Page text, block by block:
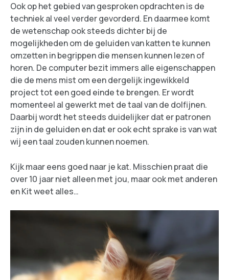
Ook op het gebied van gesproken opdrachten is de
techniek al veel verder gevorderd. En daarmee komt
de wetenschap ook steeds dichter bij de
mogelijkheden om de geluiden van katten te kunnen
omzetten in begrippen die mensen kunnen lezen of
horen. De computer bezit immers alle eigenschappen
die de mens mist om een dergelijk ingewikkeld
project tot een goed einde te brengen. Er wordt
momenteel al gewerkt met de taal van de dolfijnen.
Daarbij wordt het steeds duidelijker dat er patronen
zijn in de geluiden en dat er ook echt sprake is van wat
wij een taal zouden kunnen noemen.
Kijk maar eens goed naar je kat. Misschien praat die
over 10 jaar niet alleen met jou, maar ook met anderen
en Kit weet alles…